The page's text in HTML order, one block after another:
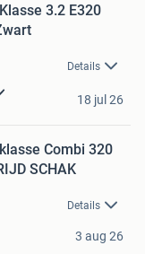
3.2 E320
Details
18 jul 26
Combi 320
SCHAK
Details
3 aug 26